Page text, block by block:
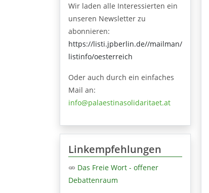
Wir laden alle Interessierten ein
unseren Newsletter zu
abonnieren:
https://listi.jpberlin.de//mailman/
listinfo/oesterreich
Oder auch durch ein einfaches
Mail an:
info@palaestinasolidaritaet.at
Linkempfehlungen
Das Freie Wort - offener
Debattenraum